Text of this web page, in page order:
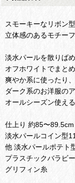
スモーキーなリボン
立体感のあるモチー
淡水パールを散りば
オフホワイトでまと
爽やか系に使ったり、
ダーク系のお洋服の
オールシーズン使え
仕上り 約85〜89.5cm
淡水パールコイン型
他 淡水パールポテト
プラスチックバラビ
グリフィン糸